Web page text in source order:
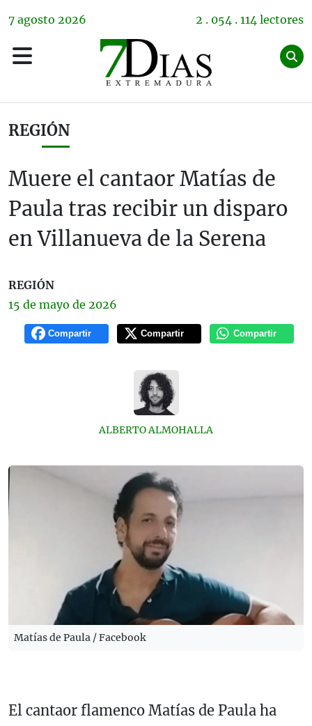
7 agosto 2026 2 . 054 . 114 lectores
REGIÓN
Muere el cantaor Matías de
Paula tras recibir un disparo
en Villanueva de la Serena
REGIÓN
15 de mayo de 2026
Compartir Compartir Compartir
ALBERTO ALMOHALLA
Matías de Paula / Facebook
El cantaor flamenco Matías de Paula ha